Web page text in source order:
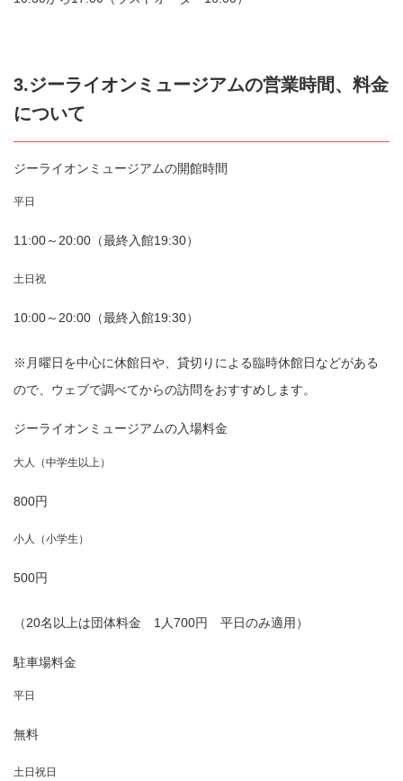
3.ジーライオンミュージアムの営業時間、料金
について
ジーライオンミュージアムの開館時間
平日
11:00～20:00（最終入館19:30）
土日祝
10:00～20:00（最終入館19:30）
※月曜日を中心に休館日や、貸切りによる臨時休館日などがある
ので、ウェブで調べてからの訪問をおすすめします。
ジーライオンミュージアムの入場料金
大人（中学生以上）
800円
小人（小学生）
500円
（20名以上は団体料金 1人700円 平日のみ適用）
駐車場料金
平日
無料
土日祝日